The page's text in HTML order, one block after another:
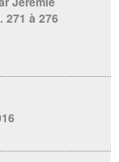
271 à 276